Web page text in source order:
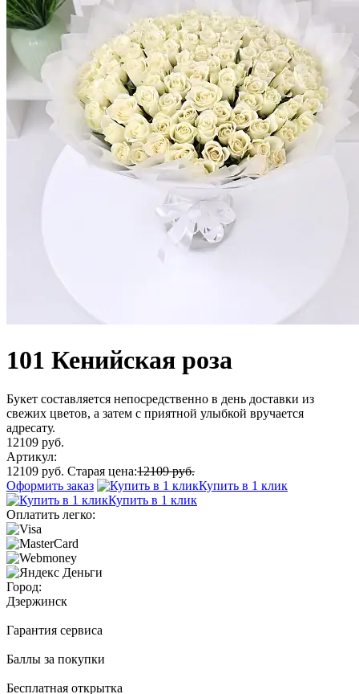
101 Кенийская роза
Букет составляется непосредственно в день доставки из
свежих цветов, а затем с приятной улыбкой вручается
адресату.
12109 руб.
Артикул:
12109 руб. Старая цена:12109 руб.
Оформить заказ
Купить в 1 клик
Купить в 1 клик
Оплатить легко:
Город:
Дзержинск
Гарантия сервиса
Баллы за покупки
Бесплатная открытка